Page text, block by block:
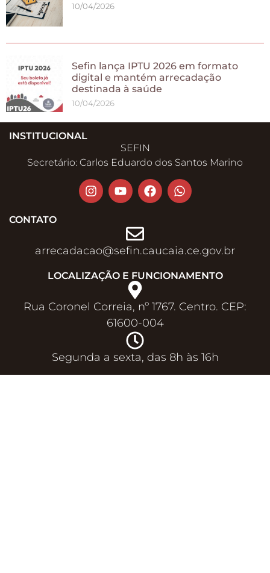
10/04/2026
Sefin lança IPTU 2026 em formato
digital e mantém arrecadação
destinada à saúde
10/04/2026
INSTITUCIONAL
SEFIN
Secretário: Carlos Eduardo dos Santos Marino
CONTATO
arrecadacao@sefin.caucaia.ce.gov.br​
LOCALIZAÇÃO E FUNCIONAMENTO
Rua Coronel Correia, nº 1767. Centro. CEP:
61600-004
Segunda a sexta, das 8h às 16h